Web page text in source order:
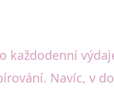
Navíc, v